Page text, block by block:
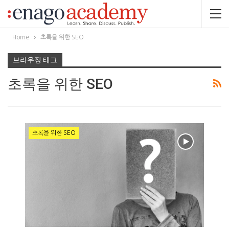
Home 초록을 위한 SEO
브라우징 태그
초록을 위한 SEO
초록을 위한 SEO